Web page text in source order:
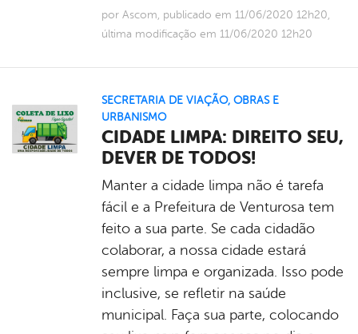
por Ascom, publicado em 11/06/2020 12h20,
última modificação em 11/06/2020 12h20
SECRETARIA DE VIAÇÃO, OBRAS E
URBANISMO
CIDADE LIMPA: DIREITO SEU,
DEVER DE TODOS!
Manter a cidade limpa não é tarefa
fácil e a Prefeitura de Venturosa tem
feito a sua parte. Se cada cidadão
colaborar, a nossa cidade estará
sempre limpa e organizada. Isso pode
inclusive, se refletir na saúde
municipal. Faça sua parte, colocando